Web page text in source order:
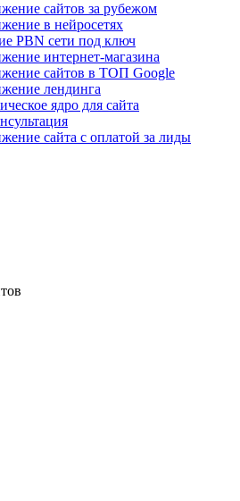
сайтов за рубежом
в нейросетях
PBN сети под ключ
интернет-магазина
сайтов в ТОП Google
лендинга
ядро для сайта
сайта с оплатой за лиды